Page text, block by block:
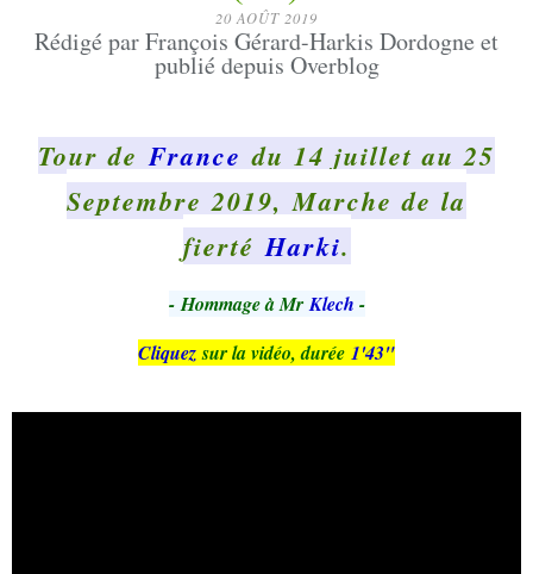
20 AOÛT 2019
Rédigé par François Gérard-Harkis Dordogne et
publié depuis Overblog
Tour deFrance du 14 juillet au 25
Septembre 2019, Marche de la
fiertéHarki.
-Hommage à MrKlech -
Cliquezsur la vidéo, durée 1'43"